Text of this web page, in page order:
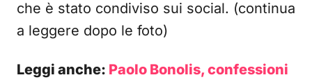
che è stato condiviso sui social. (continua
a leggere dopo le foto)
Leggi anche: Paolo Bonolis, confessioni